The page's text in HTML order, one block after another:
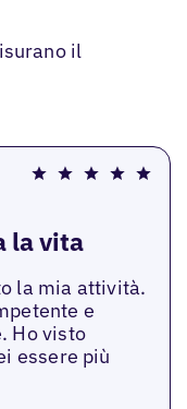
il
la vita
la mia attività.
e
Ho visto
essere più